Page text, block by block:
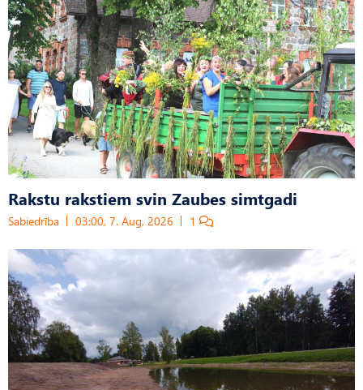
Rakstu rakstiem svin Zaubes simtgadi
Sabiedrība 03:00, 7. Aug, 2026 1